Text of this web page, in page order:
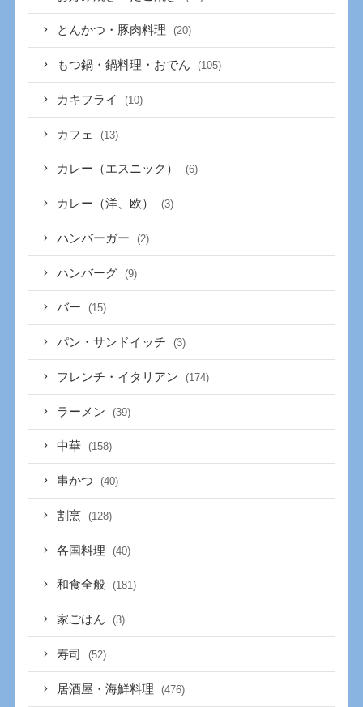
とんかつ・豚肉料理 (20)
もつ鍋・鍋料理・おでん (105)
カキフライ (10)
カフェ (13)
カレー（エスニック） (6)
カレー（洋、欧） (3)
ハンバーガー (2)
ハンバーグ (9)
バー (15)
パン・サンドイッチ (3)
フレンチ・イタリアン (174)
ラーメン (39)
中華 (158)
串かつ (40)
割烹 (128)
各国料理 (40)
和食全般 (181)
家ごはん (3)
寿司 (52)
居酒屋・海鮮料理 (476)